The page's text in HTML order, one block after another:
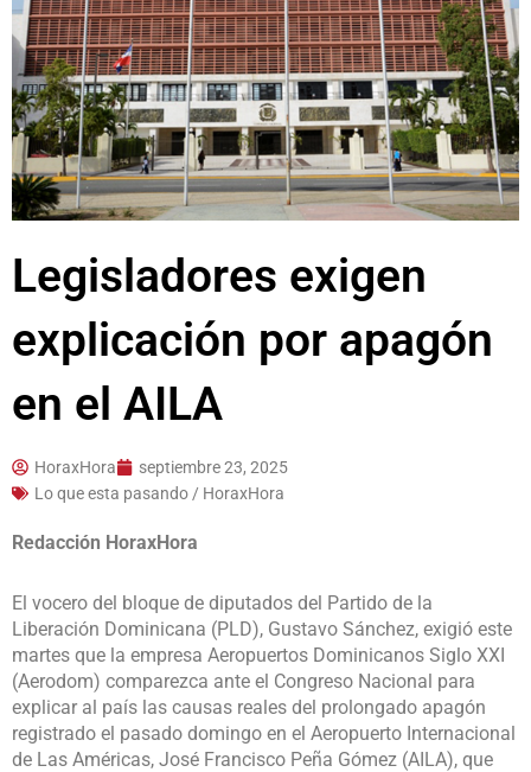
Legisladores exigen
explicación por apagón
en el AILA
HoraxHora
septiembre 23, 2025
Lo que esta pasando / HoraxHora
Redacción HoraxHora
El vocero del bloque de diputados del Partido de la
Liberación Dominicana (PLD), Gustavo Sánchez, exigió este
martes que la empresa Aeropuertos Dominicanos Siglo XXI
(Aerodom) comparezca ante el Congreso Nacional para
explicar al país las causas reales del prolongado apagón
registrado el pasado domingo en el Aeropuerto Internacional
de Las Américas, José Francisco Peña Gómez (AILA), que